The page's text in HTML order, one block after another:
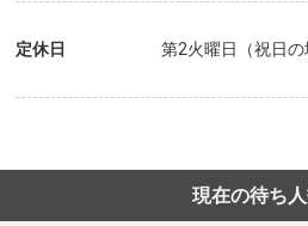
定休日 第2火曜日（祝日の
現在の待ち